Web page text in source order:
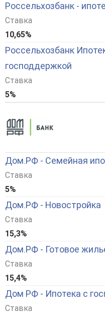
Россельхозбанк -
Ставка
10,65%
Россельхозбанк
господдержкой
Ставка
5%
Дом.РФ - Семейная
Ставка
5%
Дом.РФ - Новостройка
Ставка
15,3%
Дом.РФ - Готовое
Ставка
15,4%
Дом РФ - Ипотека с
Ставка